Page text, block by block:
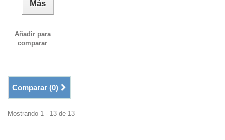
Más
Añadir para
comparar
Comparar (0)
Mostrando 1 - 13 de 13